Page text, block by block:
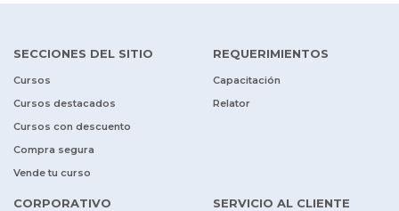
SECCIONES DEL SITIO
Cursos
Cursos destacados
Cursos con descuento
Compra segura
Vende tu curso
REQUERIMIENTOS
Capacitación
Relator
CORPORATIVO SERVICIO AL CLIENTE